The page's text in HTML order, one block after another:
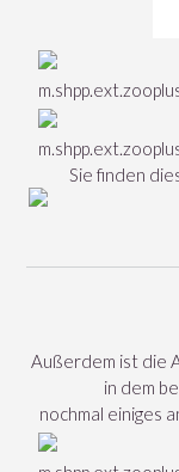
Sie finden
Außerdem ist die
in dem
nochmal einiges